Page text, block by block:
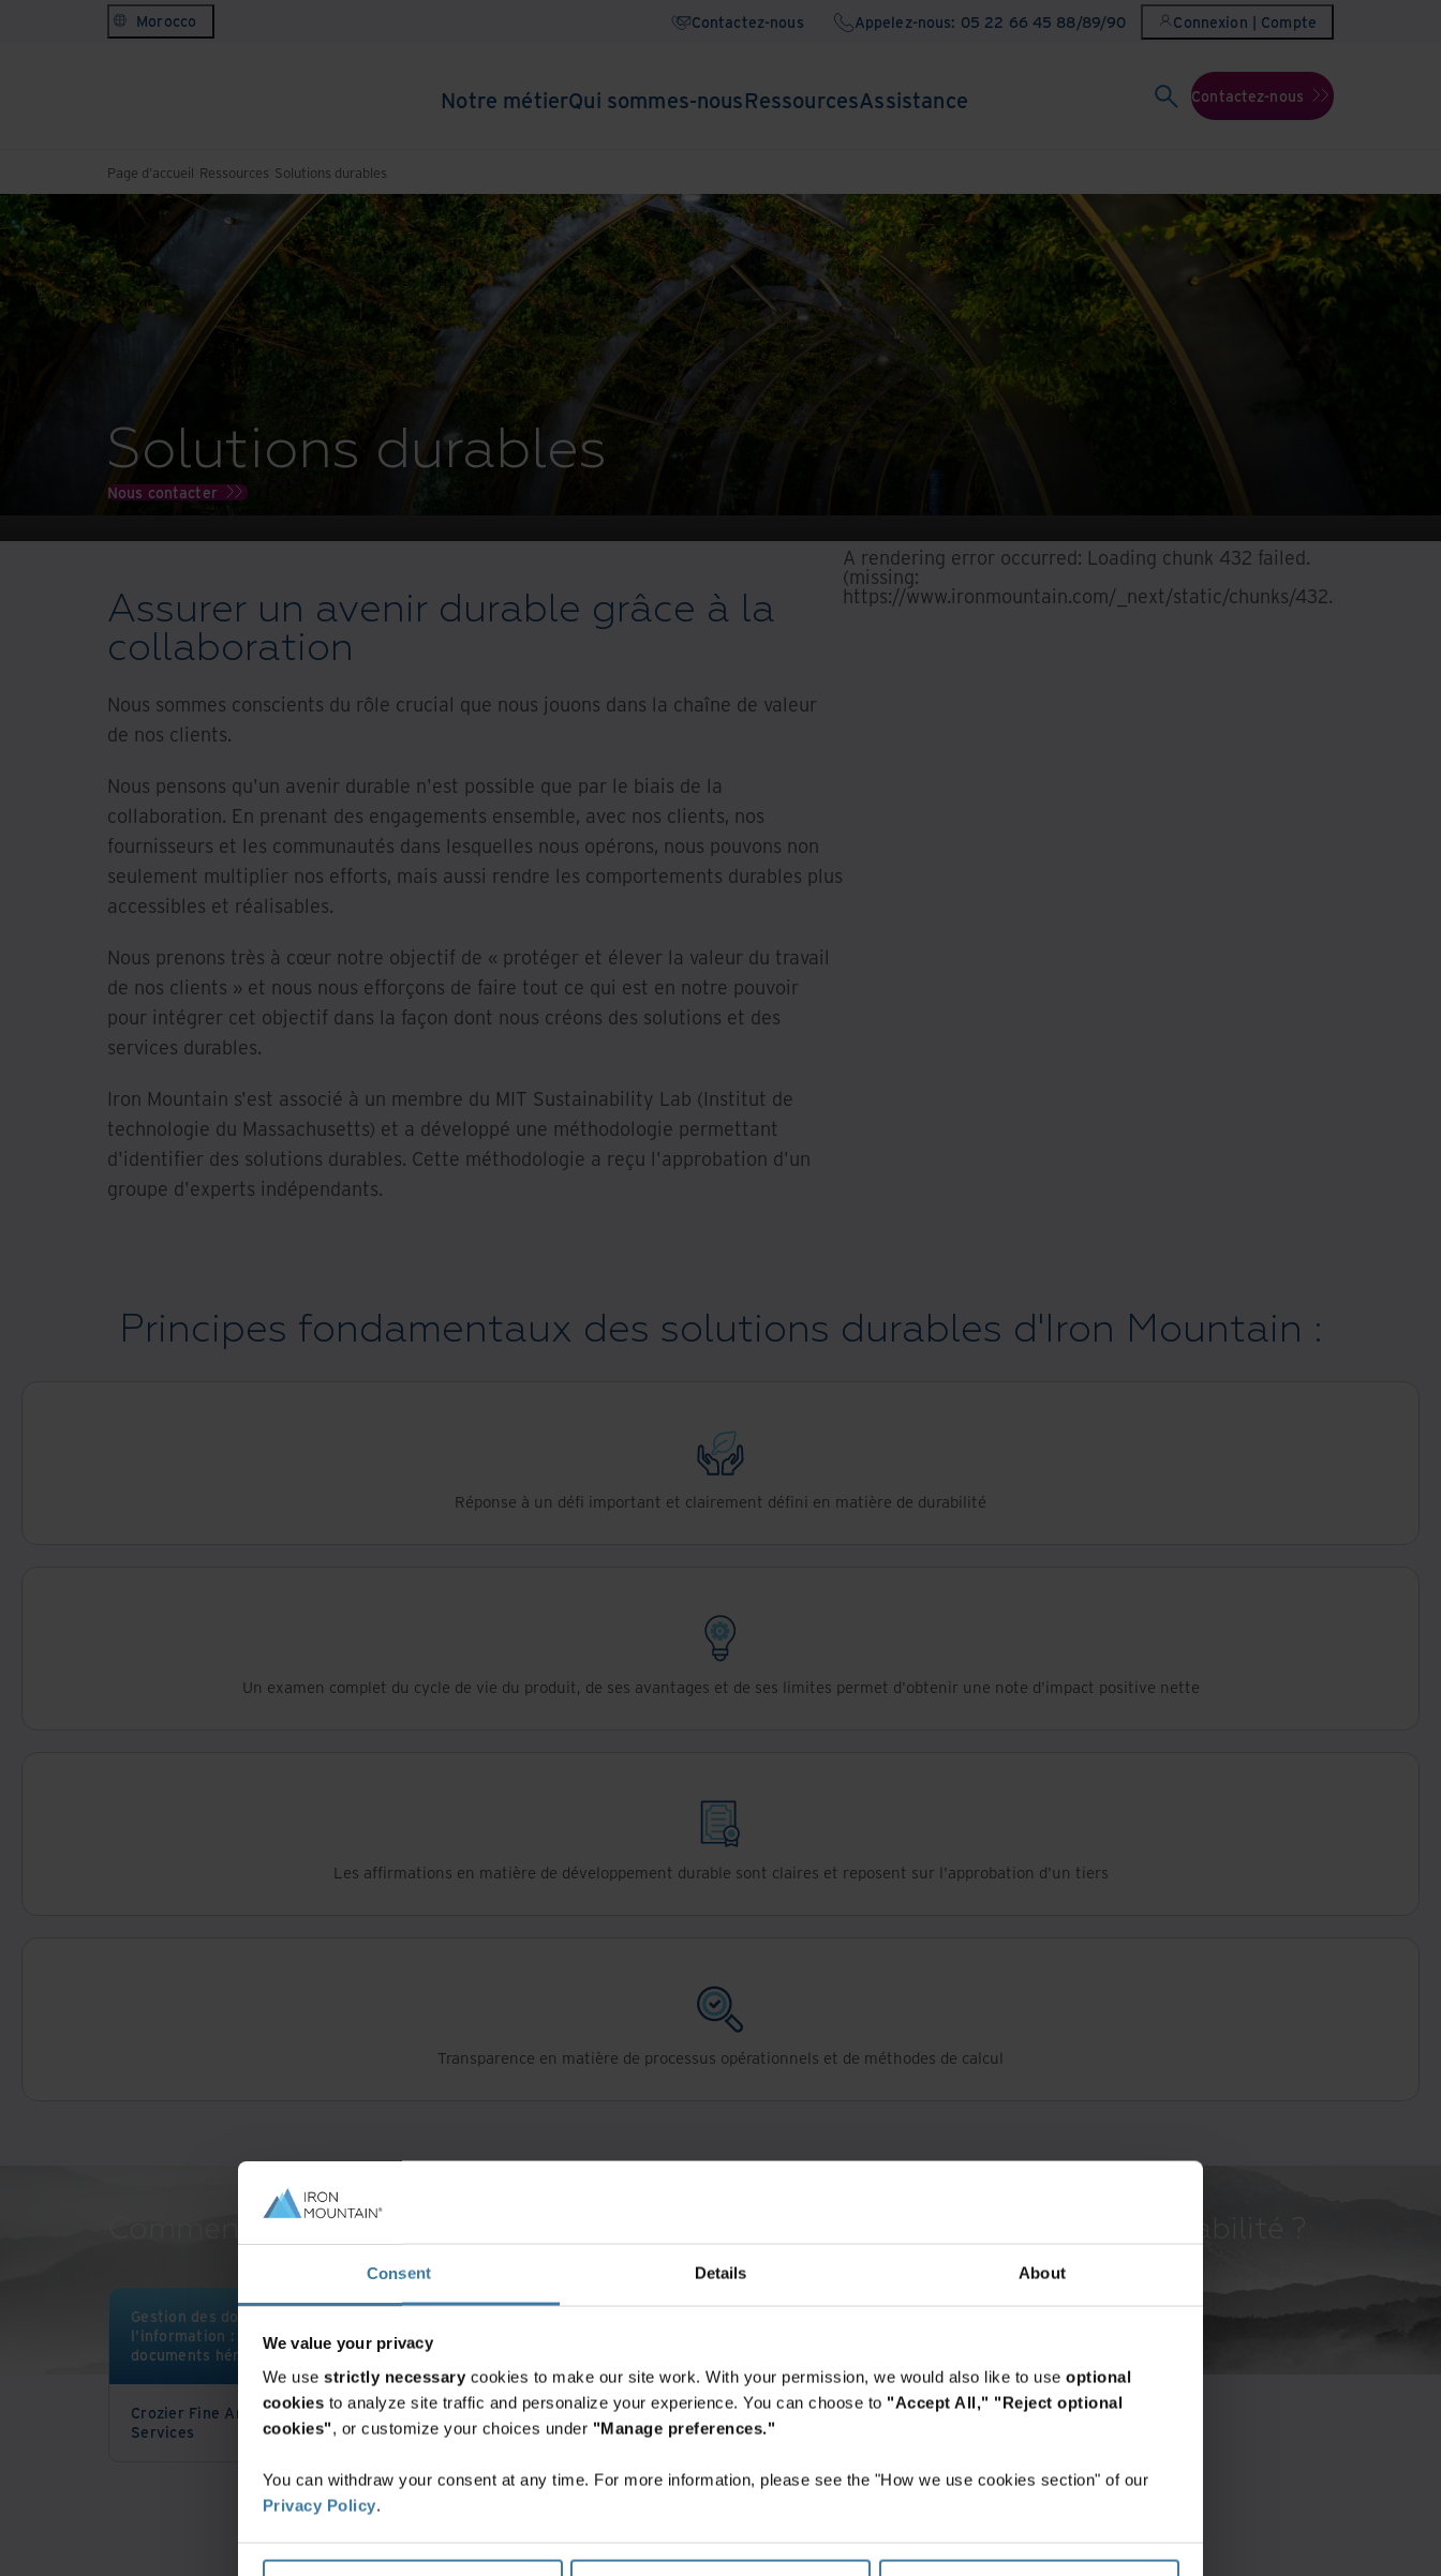
Consent Details About
We value your privacy
We use strictly necessary cookies to make our site work. With your permission, we would also like to use optional
cookies to analyze site traffic and personalize your experience. You can choose to "Accept All," "Reject optional
cookies", or customize your choices under "Manage preferences."
You can withdraw your consent at any time. For more information, please see the "How we use cookies section" of our
Privacy Policy.
Morocco Contactez-nous Appelez-nous: 05 22 66 45 88/89/90 Connexion | Compte
Notre métierQui sommes-nousRessourcesAssistance Contactez-nous
Page d'accueil Ressources Solutions durables
Solutions durables
Nous contacter
Assurer un avenir durable grâce à la
collaboration
Nous sommes conscients du rôle crucial que nous jouons dans la chaîne de valeur
de nos clients.
Nous pensons qu'un avenir durable n'est possible que par le biais de la
collaboration. En prenant des engagements ensemble, avec nos clients, nos
fournisseurs et les communautés dans lesquelles nous opérons, nous pouvons non
seulement multiplier nos efforts, mais aussi rendre les comportements durables plus
accessibles et réalisables.
Nous prenons très à cœur notre objectif de « protéger et élever la valeur du travail
de nos clients » et nous nous efforçons de faire tout ce qui est en notre pouvoir
pour intégrer cet objectif dans la façon dont nous créons des solutions et des
services durables.
Iron Mountain s'est associé à un membre du MIT Sustainability Lab (Institut de
technologie du Massachusetts) et a développé une méthodologie permettant
d'identifier des solutions durables. Cette méthodologie a reçu l'approbation d'un
groupe d'experts indépendants.
A rendering error occurred: Loading chunk 432 failed.
(missing:
https://www.ironmountain.com/_next/static/chunks/
Principes fondamentaux des solutions durables d'Iron Mountain :
Réponse à un défi important et clairement défini en matière de durabilité
Un examen complet du cycle de vie du produit, de ses avantages et de ses limites permet d'obtenir une note d'impact positive nette
Les affirmations en matière de développement durable sont claires et reposent sur l'approbation d'un tiers
Transparence en matière de processus opérationnels et de méthodes de calcul
Comment l'entreprise Iron Mountain peut-elle soutenir vos objectifs de durabilité ?
Gestion des documents et de
l'information : nettoyage des
documents hérités
Crozier Fine Art Logistics and
Services
matière d'intégration de pratiques durables et responsables
des documents et de l'information.